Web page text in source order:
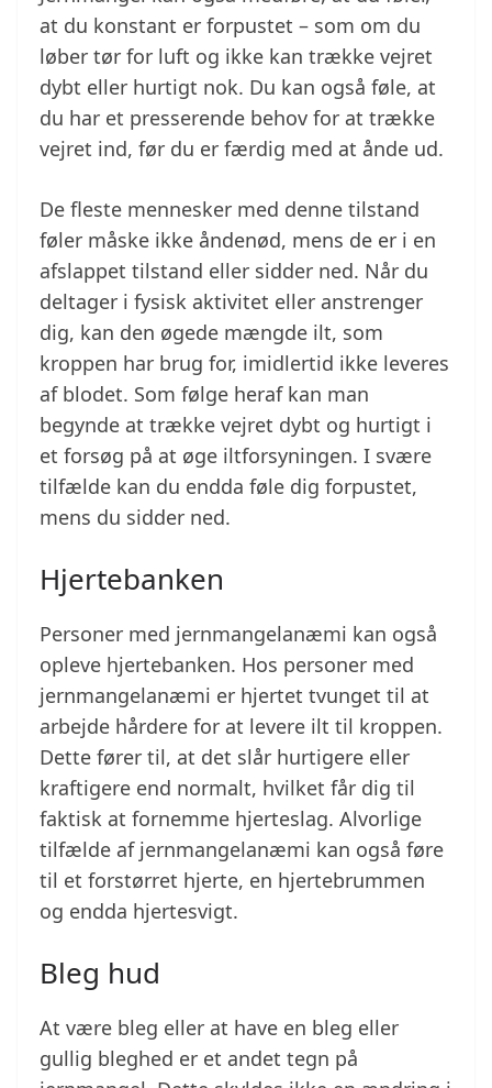
at du konstant er forpustet – som om du
løber tør for luft og ikke kan trække vejret
dybt eller hurtigt nok. Du kan også føle, at
du har et presserende behov for at trække
vejret ind, før du er færdig med at ånde ud.
De fleste mennesker med denne tilstand
føler måske ikke åndenød, mens de er i en
afslappet tilstand eller sidder ned. Når du
deltager i fysisk aktivitet eller anstrenger
dig, kan den øgede mængde ilt, som
kroppen har brug for, imidlertid ikke leveres
af blodet. Som følge heraf kan man
begynde at trække vejret dybt og hurtigt i
et forsøg på at øge iltforsyningen. I svære
tilfælde kan du endda føle dig forpustet,
mens du sidder ned.
Hjertebanken
Personer med jernmangelanæmi kan også
opleve hjertebanken. Hos personer med
jernmangelanæmi er hjertet tvunget til at
arbejde hårdere for at levere ilt til kroppen.
Dette fører til, at det slår hurtigere eller
kraftigere end normalt, hvilket får dig til
faktisk at fornemme hjerteslag. Alvorlige
tilfælde af jernmangelanæmi kan også føre
til et forstørret hjerte, en hjertebrummen
og endda hjertesvigt.
Bleg hud
At være bleg eller at have en bleg eller
gullig bleghed er et andet tegn på